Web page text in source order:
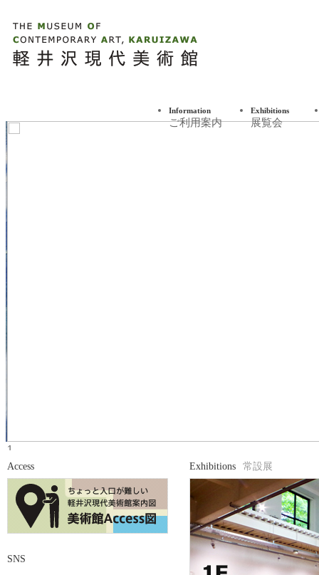
Exhibitions
展覧会
Information
ご利用案内
1
2
3
4
5
6
Access
SNS
Exhibitions 常設展